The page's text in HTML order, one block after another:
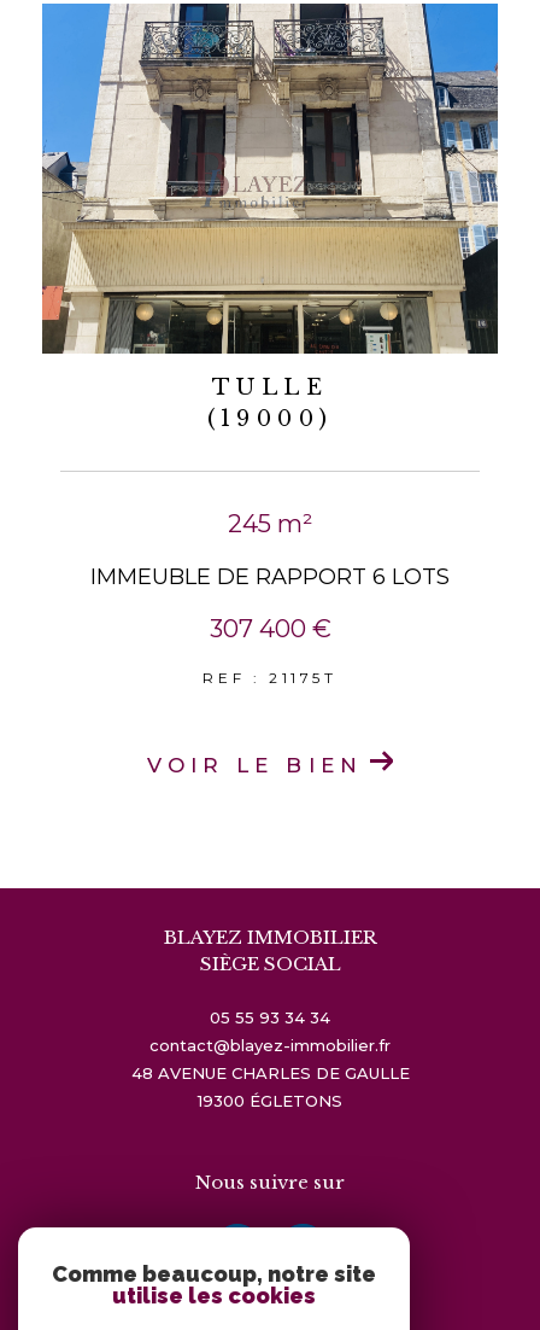
TULLE
(19000)
245 m²
IMMEUBLE DE RAPPORT 6 LOTS
307 400 €
REF : 21175T
VOIR LE BIEN
BLAYEZ IMMOBILIER
SIÈGE SOCIAL
05 55 93 34 34
contact@blayez-immobilier.fr
48 AVENUE CHARLES DE GAULLE
19300
ÉGLETONS
Nous suivre sur
Comme beaucoup, notre site
utilise les cookies